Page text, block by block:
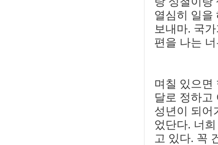
열심히 일을
보내마. 국
편을 나는
며칠 있으면
달로 정하고
성년이 되어
었단다. 너
고 있다. 꼭